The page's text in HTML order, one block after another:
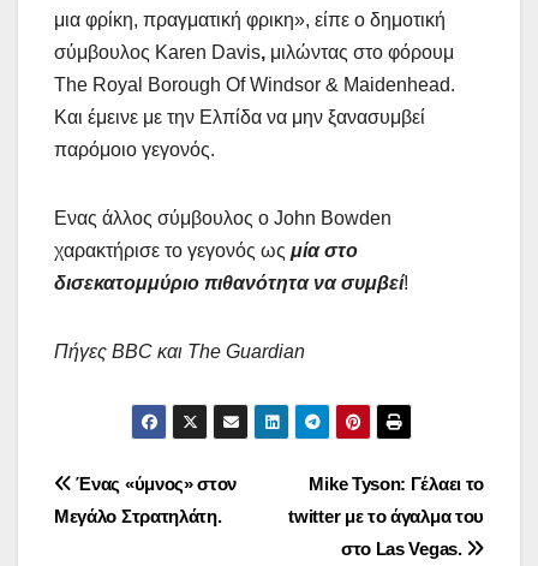
μια φρίκη, πραγματική φρικη», είπε ο δημοτική
σύμβουλος Karen Davis, μιλώντας στο φόρουμ
The Royal Borough Of Windsor & Maidenhead.
Και έμεινε με την Ελπίδα να μην ξανασυμβεί
παρόμοιο γεγονός.
Ενας άλλος σύμβουλος ο John Bowden
χαρακτήρισε το γεγονός ως μία στο
δισεκατομμύριο πιθανότητα να συμβεί!
Πήγες BBC και The Guardian
Πλοήγηση
άρθρων
Mike Tyson: Γέλαει το
twitter με το άγαλμα του
στο Las Vegas.
Ένας «ύμνος» στον
Μεγάλο Στρατηλάτη.